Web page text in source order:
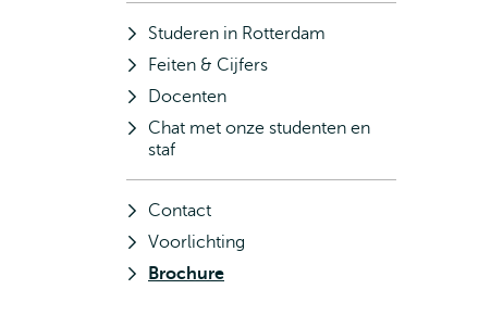
Studeren in Rotterdam
Feiten & Cijfers
Docenten
Chat met onze studenten en
staf
Contact
Voorlichting
Brochure